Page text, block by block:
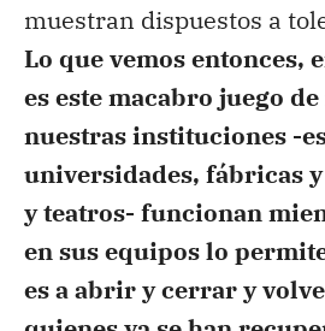
muestran dispuestos a
Lo que vemos entonces,
es este macabro juego
nuestras instituciones -
universidades, fábricas
y teatros- funcionan
en sus equipos lo
es a abrir y cerrar y